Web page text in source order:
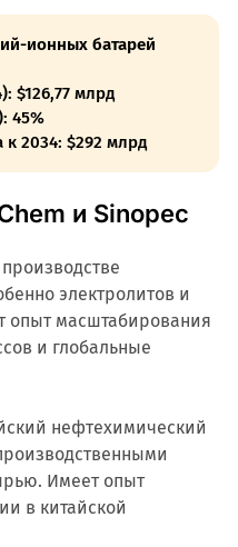
ионных батарей
$126,77 млрд
45%
2034: $292 млрд
и Sinopec
электролитов и
опыт масштабирования
и глобальные
нефтехимический
Имеет опыт
в китайской